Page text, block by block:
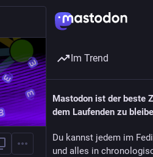
Im Trend
Mastodon ist der beste
dem Laufenden zu
Du kannst jedem im
und alles in